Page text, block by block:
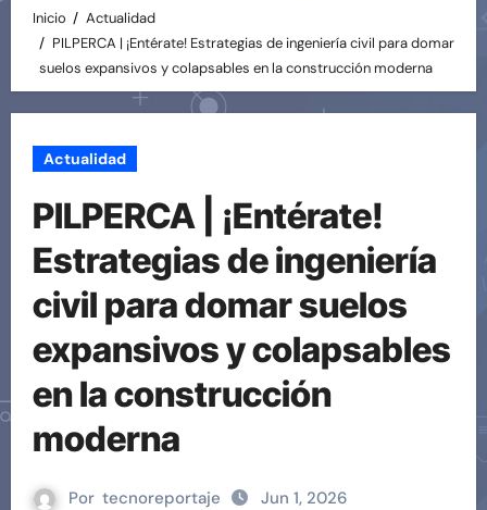
Inicio
Actualidad
PILPERCA | ¡Entérate! Estrategias de ingeniería civil para domar
suelos expansivos y colapsables en la construcción moderna
Actualidad
PILPERCA | ¡Entérate!
Estrategias de ingeniería
civil para domar suelos
expansivos y colapsables
en la construcción
moderna
Por tecnoreportaje Jun 1, 2026